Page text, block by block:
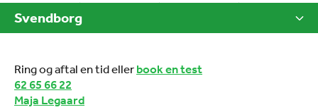
Svendborg
Ring og aftal en tid eller book en test
62 65 66 22
Maja Legaard